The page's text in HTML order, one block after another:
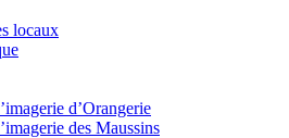
locaux
d’Orangerie
des Maussins